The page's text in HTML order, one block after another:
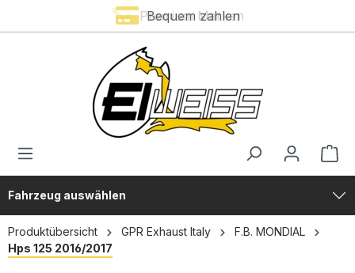
Premium Marken
Bequem zahlen
Fahrzeug auswählen
Produktübersicht GPR Exhaust Italy
F.B. MONDIAL
Hps 125 2016/2017